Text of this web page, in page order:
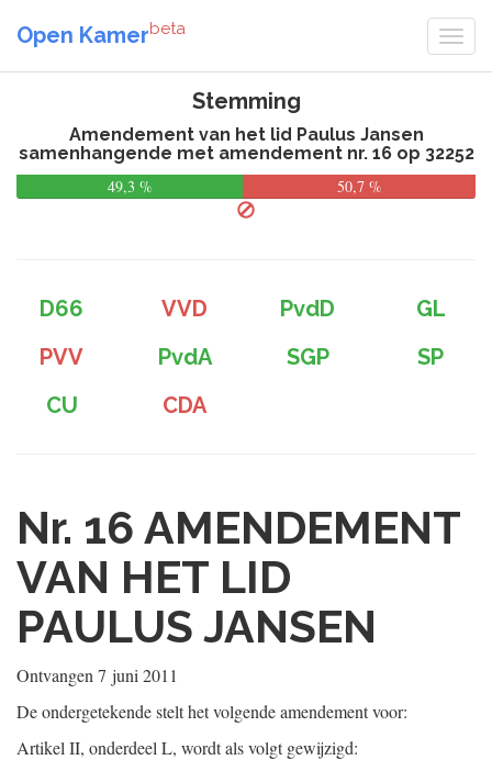
Open Kamerbeta
Stemming
Amendement van het lid Paulus Jansen
samenhangende met amendement nr. 16 op 32252
49,3 %
50,7 %
D66 VVD PvdD
GL
PVV
PvdA SGP
SP
CU
CDA
Nr. 16 AMENDEMENT
VAN HET LID
PAULUS JANSEN
Ontvangen 7 juni 2011
De ondergetekende stelt het volgende amendement voor:
Artikel II, onderdeel L, wordt als volgt gewijzigd: